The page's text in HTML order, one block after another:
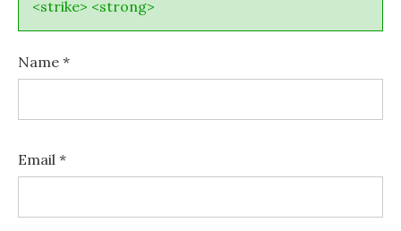
<strike> <strong>
Name *
Email *